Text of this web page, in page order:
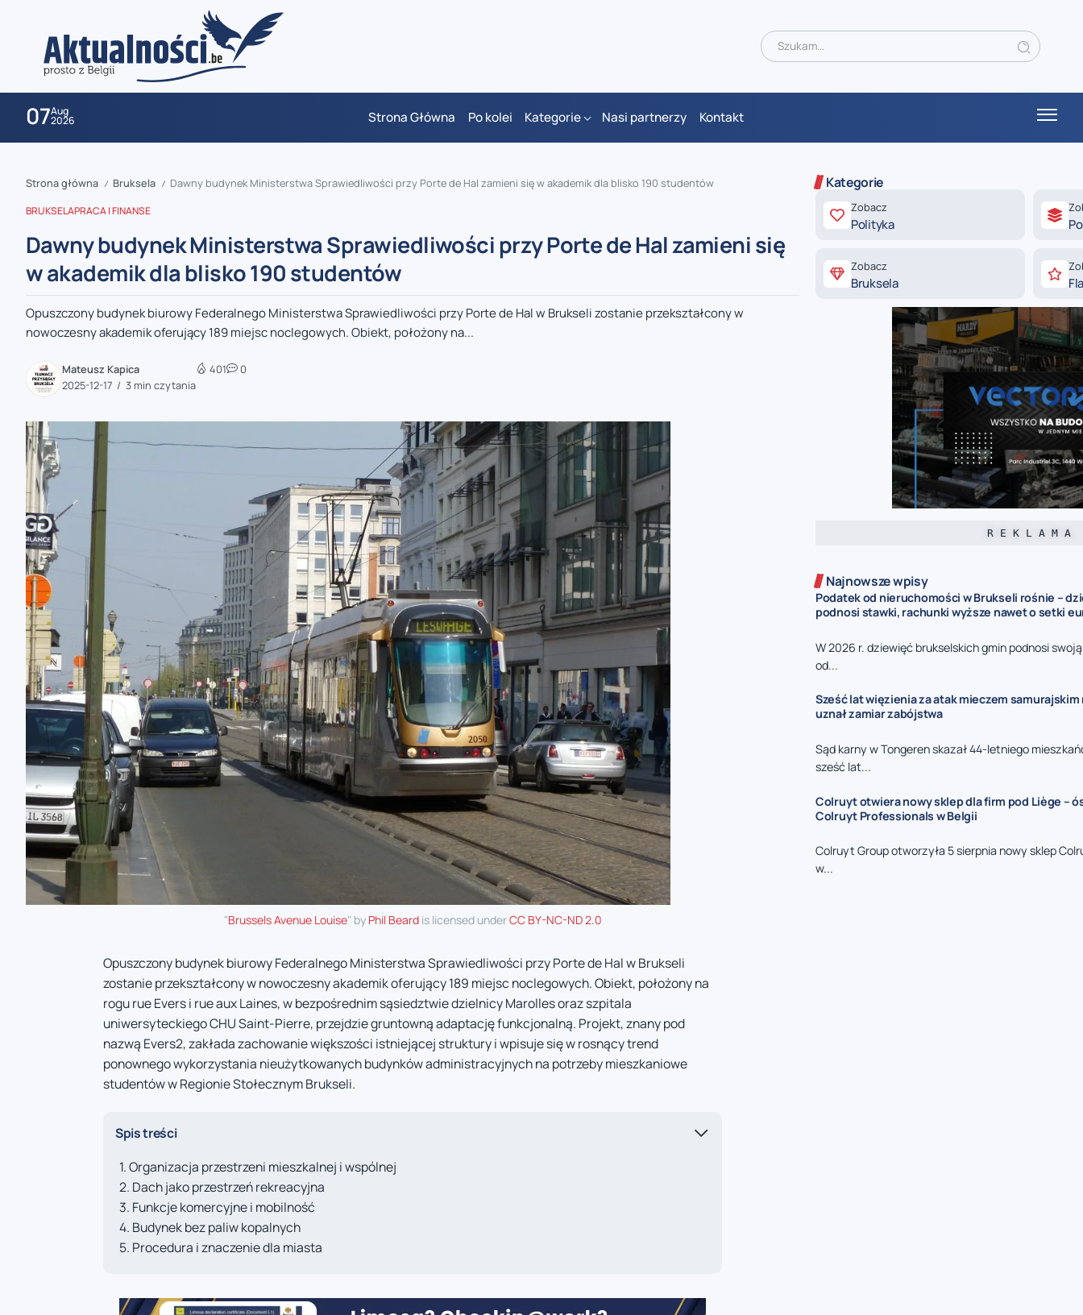
07Aug
2026 Strona Główna Po kolei Kategorie Nasi partnerzy Kontakt
zaobserwuj nas
zaobserwuj nas
zaobserwuj nas
zaobserwuj nas
zaobserwuj nas
Strona główna / Bruksela / Dawny budynek Ministerstwa Sprawiedliwości przy Porte de Hal zamieni się w akademik dla blisko 190 studentów
BRUKSELAPRACA I FINANSE
Dawny budynek Ministerstwa Sprawiedliwości przy Porte de Hal zamieni się
w akademik dla blisko 190 studentów
Opuszczony budynek biurowy Federalnego Ministerstwa Sprawiedliwości przy Porte de Hal w Brukseli zostanie przekształcony w
nowoczesny akademik oferujący 189 miejsc noclegowych. Obiekt, położony na...
Mateusz Kapica
2025-12-17
3 min czytania
401 0
"Brussels Avenue Louise" by Phil Beardis licensed underCC BY-NC-ND 2.0
Opuszczony budynek biurowy Federalnego Ministerstwa Sprawiedliwości przy Porte de Hal w Brukseli
zostanie przekształcony w nowoczesny akademik oferujący 189 miejsc noclegowych. Obiekt, położony na
rogu rue Evers i rue aux Laines, w bezpośrednim sąsiedztwie dzielnicy Marolles oraz szpitala
uniwersyteckiego CHU Saint-Pierre, przejdzie gruntowną adaptację funkcjonalną. Projekt, znany pod
nazwą Evers2, zakłada zachowanie większości istniejącej struktury i wpisuje się w rosnący trend
ponownego wykorzystania nieużytkowanych budynków administracyjnych na potrzeby mieszkaniowe
studentów w Regionie Stołecznym Brukseli.
Spis treści
Organizacja przestrzeni mieszkalnej i wspólnej
Dach jako przestrzeń rekreacyjna
Funkcje komercyjne i mobilność
Budynek bez paliw kopalnych
Procedura i znaczenie dla miasta
Kategorie
Zobacz
Polityka
Zobacz
Bruksela
R E K L A M A
Najnowsze wpisy
Podatek od nieruchomości w Brukseli rośnie –
podnosi stawki, rachunki wyższe nawet o setki
W 2026 r. dziewięć brukselskich gmin podnosi
od...
Sześć lat więzienia za atak mieczem samurajskim
uznał zamiar zabójstwa
Sąd karny w Tongeren skazał 44-letniego
sześć lat...
Colruyt otwiera nowy sklep dla firm pod Liège –
Colruyt Professionals w Belgii
Colruyt Group otworzyła 5 sierpnia nowy sklep
w...